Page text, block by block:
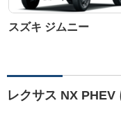
スズキ ジムニー
レクサス NX PHEV